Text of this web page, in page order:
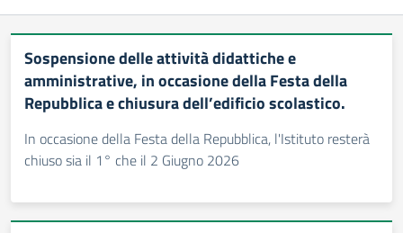
Sospensione delle attività didattiche e
amministrative, in occasione della Festa della
Repubblica e chiusura dell’edificio scolastico.
In occasione della Festa della Repubblica, l'Istituto resterà
chiuso sia il 1° che il 2 Giugno 2026